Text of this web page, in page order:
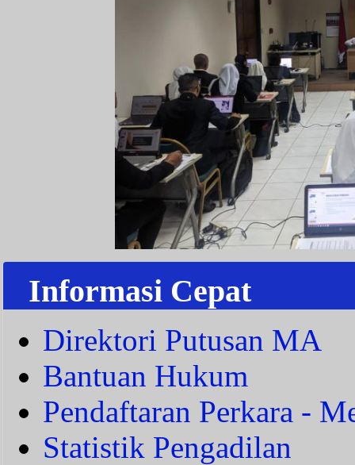
Informasi Cepat
Direktori Putusan MA
Bantuan Hukum
Pendaftaran Perkara -
Statistik Pengadilan